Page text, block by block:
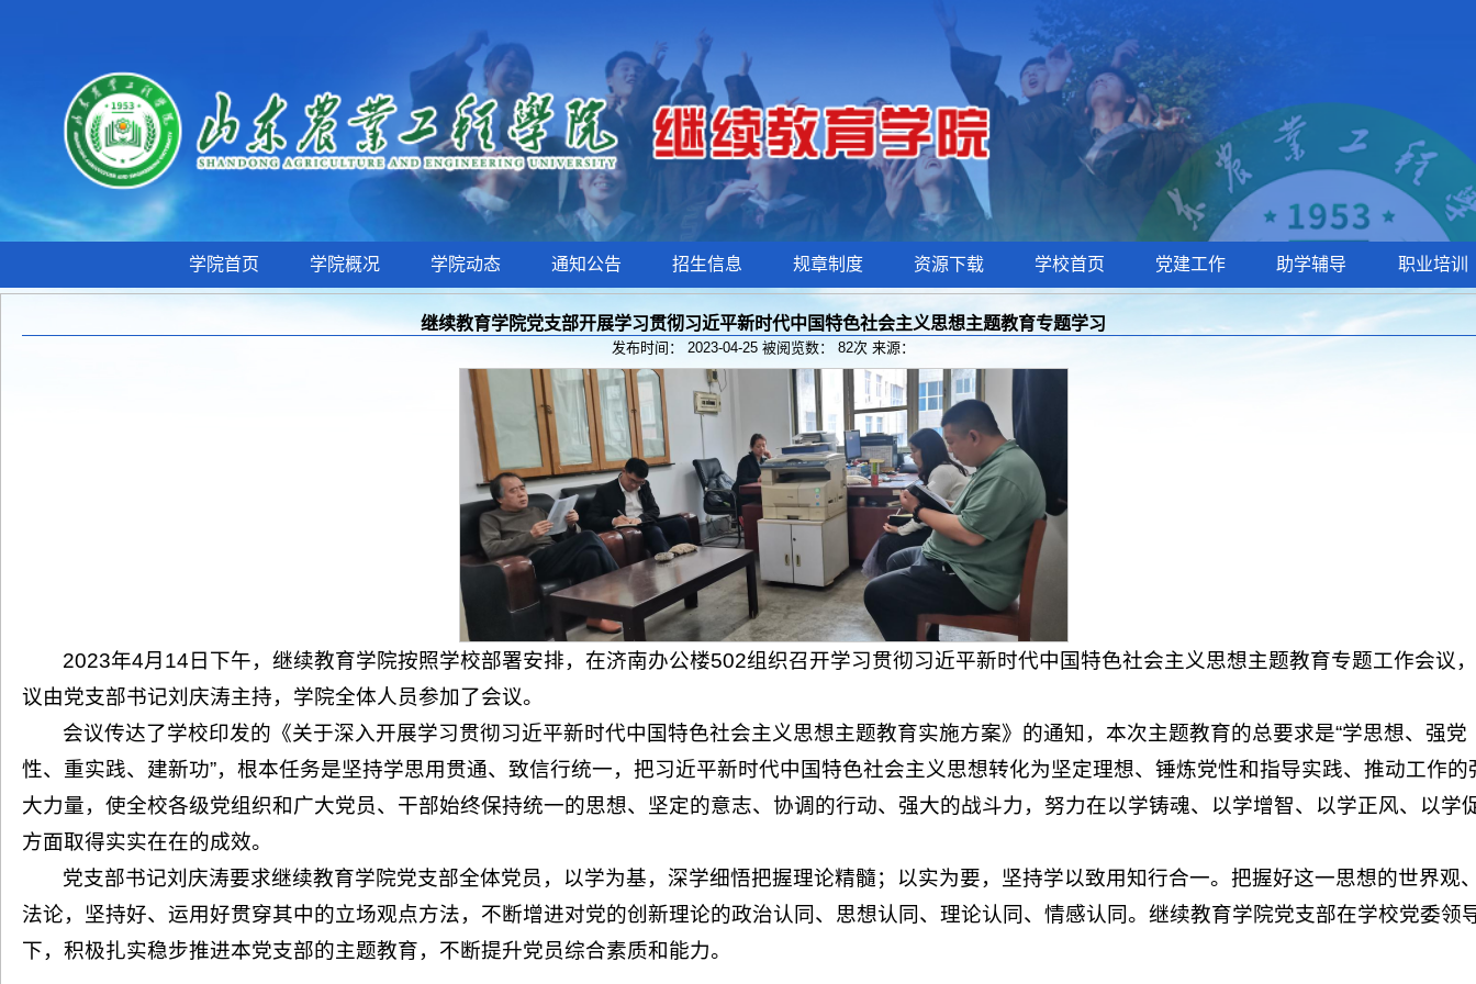
学院首页 学院概况 学院动态 通知公告 招生信息 规章制度 资源下载 学校首页 党建工作 助学辅导 职业培训
继续教育学院党支部开展学习贯彻习近平新时代中国特色社会主义思想主题教育专题学习
发布时间： 2023-04-25 被阅览数： 82次 来源：
2023年4月14日下午，继续教育学院按照学校部署安排，在济南办公楼502组织召开学习贯彻习近平新时代中国特色社会主义思想主题教育专题工作会议
议由党支部书记刘庆涛主持，学院全体人员参加了会议。
会议传达了学校印发的《关于深入开展学习贯彻习近平新时代中国特色社会主义思想主题教育实施方案》的通知，本次主题教育的总要求是“学思想、强党
性、重实践、建新功”，根本任务是坚持学思用贯通、致信行统一，把习近平新时代中国特色社会主义思想转化为坚定理想、锤炼党性和指导实践、推动工作的
大力量，使全校各级党组织和广大党员、干部始终保持统一的思想、坚定的意志、协调的行动、强大的战斗力，努力在以学铸魂、以学增智、以学正风、以学
方面取得实实在在的成效。
党支部书记刘庆涛要求继续教育学院党支部全体党员，以学为基，深学细悟把握理论精髓；以实为要，坚持学以致用知行合一。把握好这一思想的世界观
法论，坚持好、运用好贯穿其中的立场观点方法，不断增进对党的创新理论的政治认同、思想认同、理论认同、情感认同。继续教育学院党支部在学校党委领
下，积极扎实稳步推进本党支部的主题教育，不断提升党员综合素质和能力。